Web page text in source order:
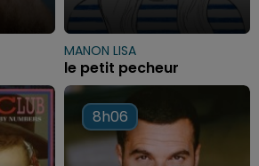
MANON LISA
le petit pecheur
8h06
8h06